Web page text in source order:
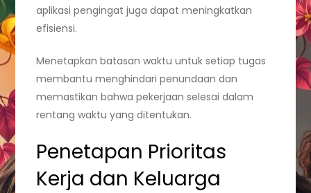
aplikasi pengingat juga dapat meningkatkan
efisiensi.
Menetapkan batasan waktu untuk setiap tugas
membantu menghindari penundaan dan
memastikan bahwa pekerjaan selesai dalam
rentang waktu yang ditentukan.
Penetapan Prioritas
Kerja dan Keluarga